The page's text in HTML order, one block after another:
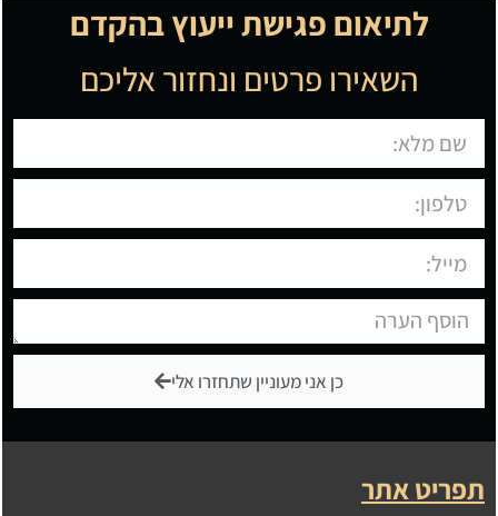
לתיאום פגישת ייעוץ בהקדם
השאירו פרטים ונחזור אליכם
כן אני מעוניין שתחזרו אלי
תפריט אתר